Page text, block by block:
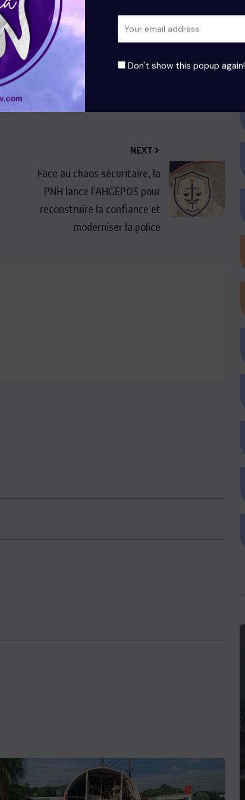
Don't show this popup again!
aux pressions du terrain et se traduire en
qui secoue Haïti.
NEXT
Face au chaos sécuritaire, la
PNH lance l’AHGEPOS pour
reconstruire la confiance et
moderniser la police
Haiti : Cinéma haïtien à Londres